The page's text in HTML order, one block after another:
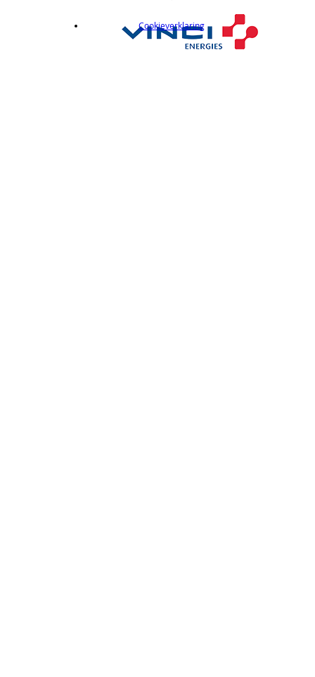
Cookieverklaring